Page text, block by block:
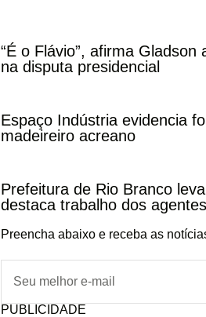
“É o Flávio”, afirma
na disputa presidencial
Espaço Indústria evidencia
madeireiro acreano
Prefeitura de Rio Branco
destaca trabalho dos
Preencha abaixo e receba as
PUBLICIDADE